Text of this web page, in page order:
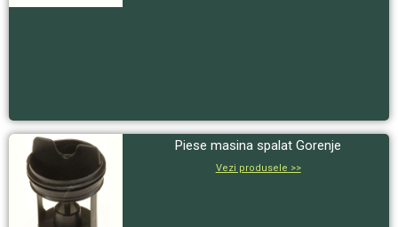
Piese masina spalat Gorenje
Vezi produsele >>